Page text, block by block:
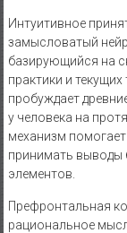
Интуитивное
замысловатый
базирующийся на
практики и
пробуждает
у человека на
механизм
принимать выводы
элементов.
Префронтальная
рациональное